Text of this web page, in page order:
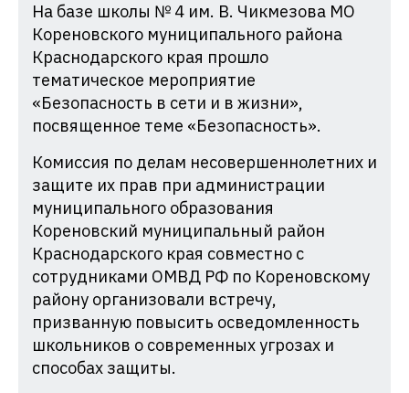
при
Администрации
Краснодарского
края
На базе школы № 4 им. В. Чикмезова МО
Кореновского муниципального района
Краснодарского края прошло
тематическое мероприятие
«Безопасность в сети и в жизни»,
посвященное теме «Безопасность».
Комиссия по делам несовершеннолетних и
защите их прав при администрации
муниципального образования
Кореновский муниципальный район
Краснодарского края совместно с
сотрудниками ОМВД РФ по Кореновскому
району организовали встречу,
призванную повысить осведомленность
школьников о современных угрозах и
способах защиты.